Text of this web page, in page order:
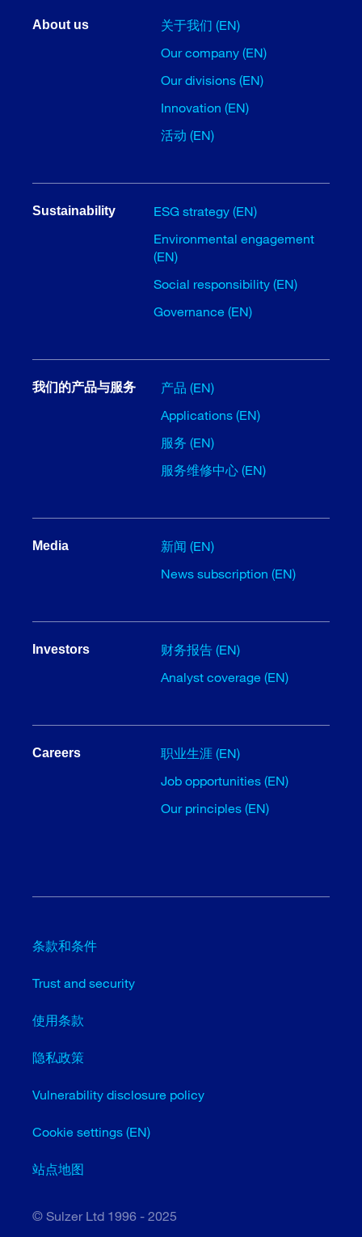
About us
关于我们 (EN)
Our company (EN)
Our divisions (EN)
Innovation (EN)
活动 (EN)
Sustainability
ESG strategy (EN)
Environmental engagement
(EN)
Social responsibility (EN)
Governance (EN)
我们的产品与服务
产品 (EN)
Applications (EN)
服务 (EN)
服务维修中心 (EN)
Media
新闻 (EN)
News subscription (EN)
Investors
财务报告 (EN)
Analyst coverage (EN)
Careers
职业生涯 (EN)
Job opportunities (EN)
Our principles (EN)
条款和条件
Trust and security
使用条款
隐私政策
Vulnerability disclosure policy
Cookie settings (EN)
站点地图
© Sulzer Ltd 1996 - 2025